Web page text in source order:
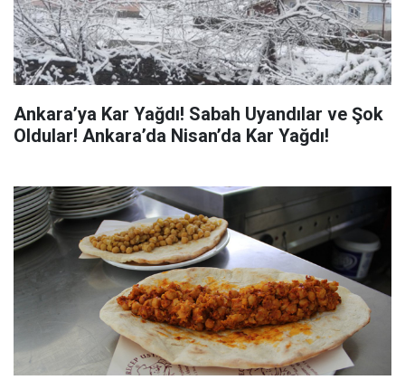
Ankara’ya Kar Yağdı! Sabah Uyandılar ve Şok
Oldular! Ankara’da Nisan’da Kar Yağdı!